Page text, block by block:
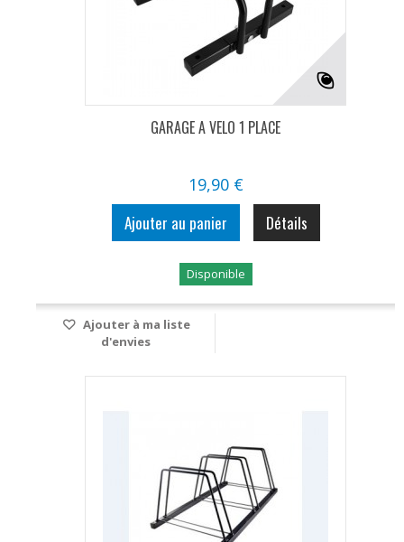
GARAGE A VELO 1 PLACE
19,90 €
Ajouter au panier Détails
Disponible
Ajouter à ma liste
d'envies